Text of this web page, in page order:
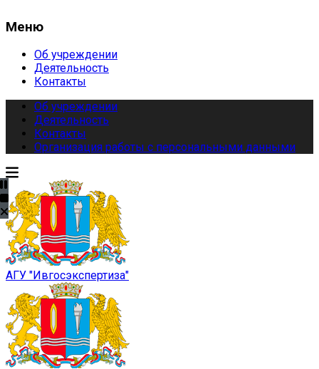
Меню
Об учреждении
Деятельность
Контакты
Об учреждении
Деятельность
Контакты
Организация работы с персональными данными
АГУ "Ивгосэкспертиза"